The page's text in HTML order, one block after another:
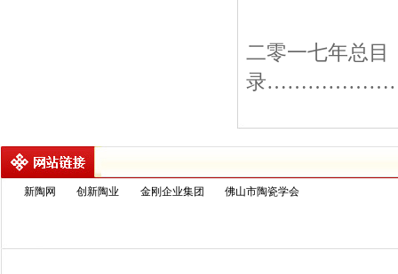
二零一七年总目
录
新陶网 创新陶业 金刚企业集团 佛山市陶瓷学会